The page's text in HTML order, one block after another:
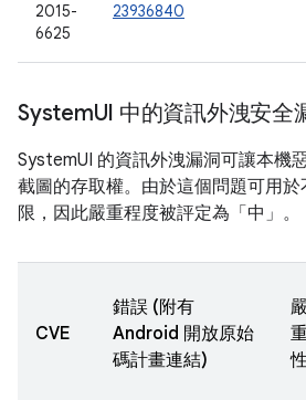
2015-
6625
23936840
SystemUI 中的資訊外洩安全
SystemUI 的資訊外洩漏洞可讓本機
截圖的存取權。由於這個問題可用於
限，因此嚴重程度被評定為「中」。
CVE
錯誤 (附有
Android 開放原始
碼計畫連結)
嚴